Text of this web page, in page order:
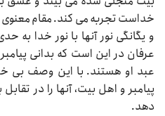
خداست تجربه می کند. مقام معنوی
و یگانگی نور آنها با نور خدا به
عرفان در این است که بدانی
عبد او هستند. با این وصف بی
پیامبر و اهل بیت، آنها را در
دهد.